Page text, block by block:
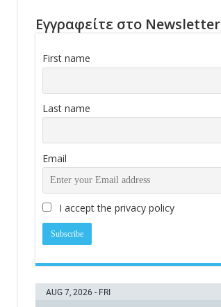
Εγγραφείτε στο Newsletter
First name
Last name
Email
I accept the privacy policy
AUG 7, 2026 - FRI